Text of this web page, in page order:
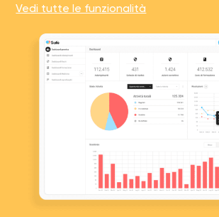
Vedi tutte le funzionalità